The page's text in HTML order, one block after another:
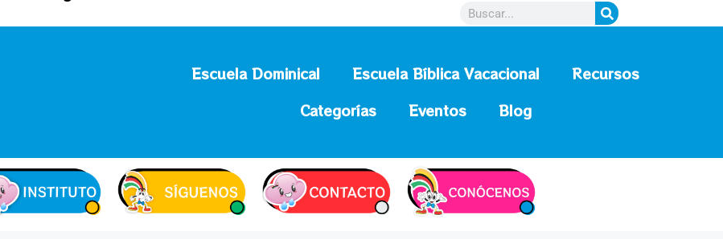
Escuela Dominical Escuela Bíblica Vacacional
Recursos
Categorías
Eventos Blog